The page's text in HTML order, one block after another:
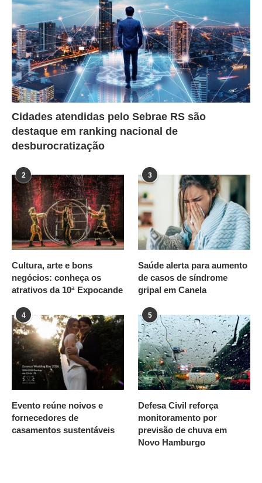
Cidades atendidas pelo Sebrae RS são
destaque em ranking nacional de
desburocratização
2
Cultura, arte e bons
negócios: conheça os
atrativos da 10ª Expocande
3
Saúde alerta para aumento
de casos de síndrome
gripal em Canela
4
Evento reúne noivos e
fornecedores de
casamentos sustentáveis
5
Defesa Civil reforça
monitoramento por
previsão de chuva em
Novo Hamburgo